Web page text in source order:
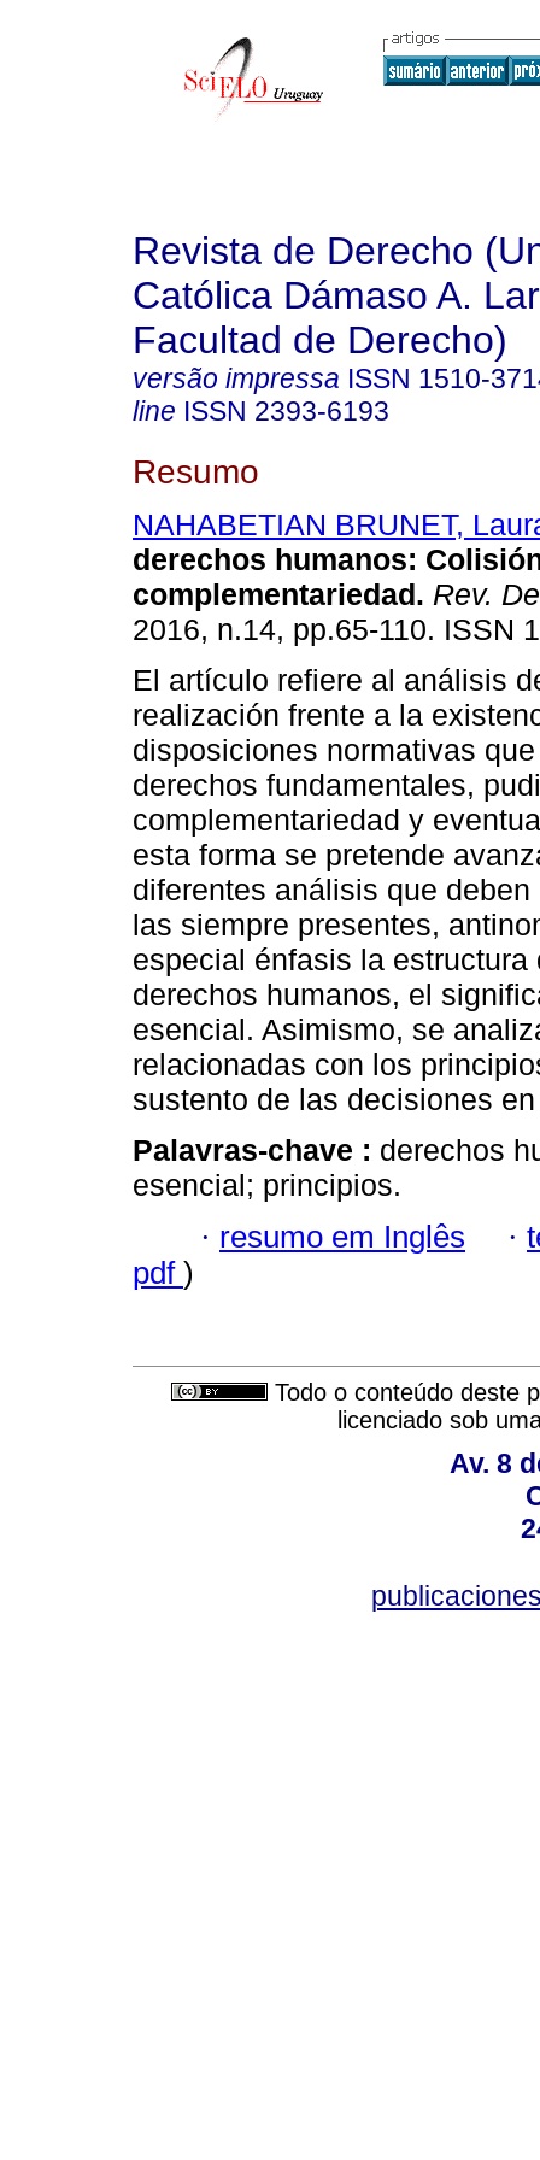
Revista de Derecho
Católica Dámaso A.
Facultad de Derecho)
versão impressa ISSN 1510-
line ISSN 2393-6193
Resumo
NAHABETIAN BRUNET,
derechos humanos:
complementariedad. Rev.
2016, n.14, pp.65-110. ISSN
El artículo refiere al análisis
realización frente a la
disposiciones normativas
derechos fundamentales,
complementariedad y
esta forma se pretende
diferentes análisis que
las siempre presentes,
especial énfasis la
derechos humanos, el
esencial. Asimismo, se
relacionadas con los
sustento de las decisiones
Palavras-chave : derechos
esencial; principios.
· resumo em Inglês ·
pdf )
Todo o conteúdo deste
licenciado sob
Av. 8